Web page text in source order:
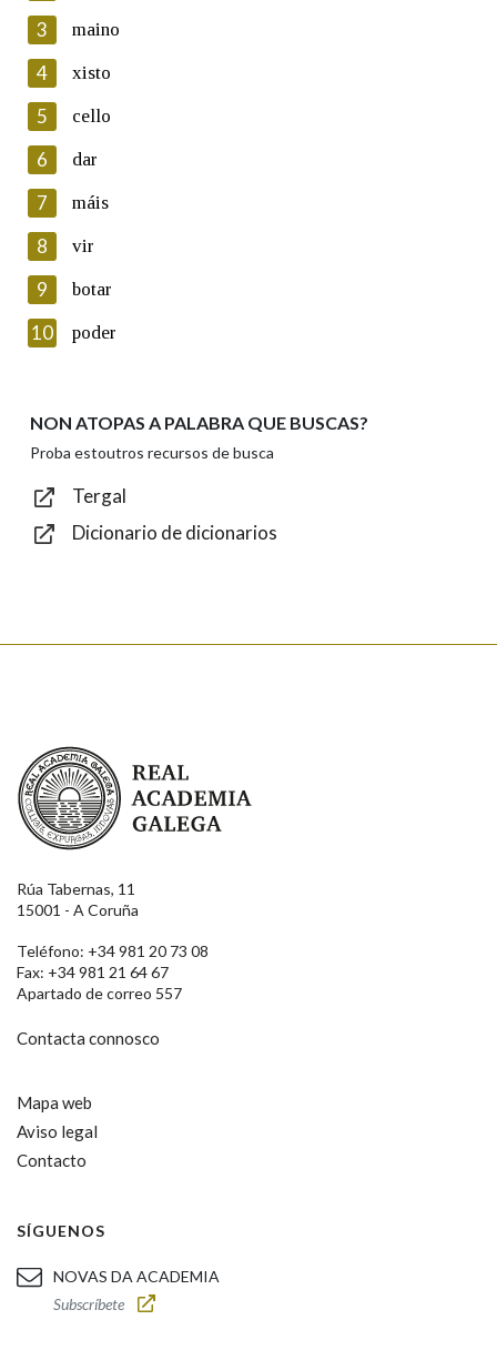
En cumprimento da normativa vixente en materia de
Protección de Datos de Carácter Persoal, a Real Academia
Galega informa a aqueles usuarios que faciliten o seu correo
electrónico, así como calquera outra información de carácter
persoal, que estes datos serán obxecto de tratamento
automatizado de carácter confidencial e incorporados aos seus
ficheiros informáticos. Así mesmo, os usuarios poderán exercer o
seu dereito de acceso, rectificación, oposición e cancelación dos
seus datos poñéndose en contacto connosco.
Lin e acepto as condicións da política de
Introduce o código que aparece na imaxe:
Texto de verificación
3 maino
4 xisto
5 cello
6 dar
7 máis
8 vir
9 botar
10 poder
NON ATOPAS A PALABRA QUE BUSCAS?
Proba estoutros recursos de busca
Tergal
Dicionario de dicionarios
Real Academia Galega
Rúa Tabernas, 11
15001 - A Coruña
Teléfono: +34 981 20 73 08
Fax: +34 981 21 64 67
Apartado de correo 557
Contacta connosco
Mapa web
Aviso legal
Contacto
SÍGUENOS
NOVAS DA ACADEMIA
Subscríbete